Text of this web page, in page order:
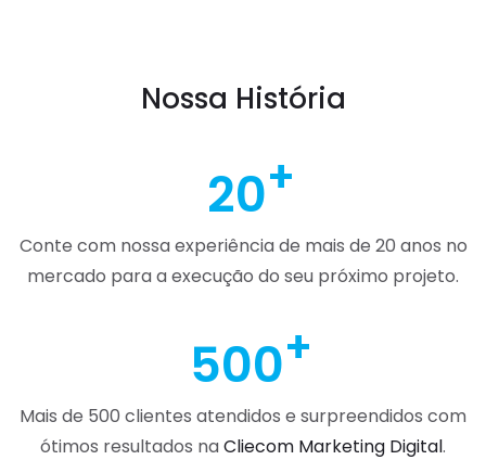
Nossa História
20
Conte com nossa experiência de mais de 20 anos no
mercado para a execução do seu próximo projeto.
500
Mais de 500 clientes atendidos e surpreendidos com
ótimos resultados naCliecom Marketing Digital.